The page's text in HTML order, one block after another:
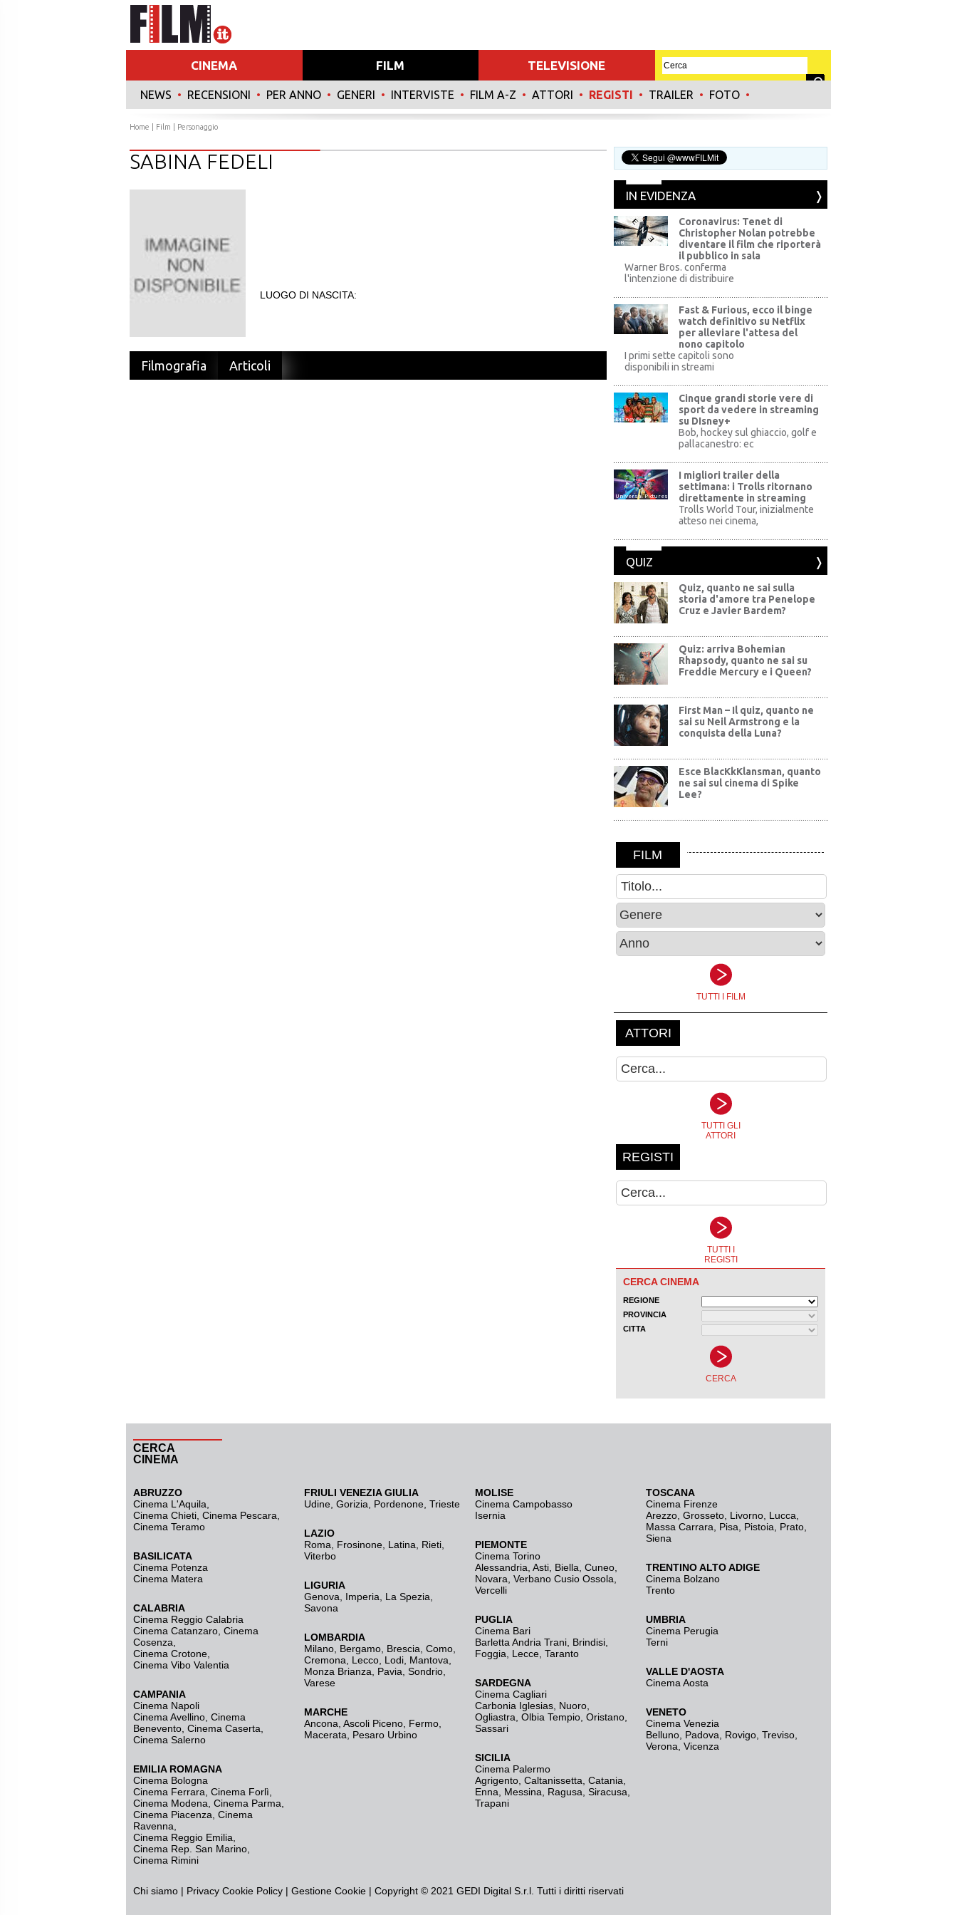
CINEMA FILM TELEVISIONE
NEWS • RECENSIONI • PER ANNO • GENERI • INTERVISTE • FILM A-Z • ATTORI • REGISTI • TRAILER • FOTO •
Home Film | Personaggio
SABINA FEDELI
LUOGO DI NASCITA:
Filmografia Articoli
IN EVIDENZA
WB
Coronavirus: Tenet di
Christopher Nolan potrebbe
diventare il film che riporterà
il pubblico in sala
Warner Bros. conferma
l'intenzione di distribuire
Fast & Furious, ecco il binge
watch definitivo su Netflix
per alleviare l'attesa del
nono capitolo
I primi sette capitoli sono
disponibili in streami
Disney+
Cinque grandi storie vere di
sport da vedere in streaming
su DIsney+
Bob, hockey sul ghiaccio, golf e
pallacanestro: ec
Universal Pictures
I migliori trailer della
settimana: i Trolls ritornano
direttamente in streaming
Trolls World Tour, inizialmente
atteso nei cinema,
QUIZ
Quiz, quanto ne sai sulla
storia d'amore tra Penelope
Cruz e Javier Bardem?
Quiz: arriva Bohemian
Rhapsody, quanto ne sai su
Freddie Mercury e i Queen?
First Man – Il quiz, quanto ne
sai su Neil Armstrong e la
conquista della Luna?
Esce BlacKkKlansman, quanto
ne sai sul cinema di Spike
Lee?
CERCA
CINEMA
ABRUZZO
Cinema L'Aquila
Cinema Chieti, Cinema Pescara,
Cinema Teramo
BASILICATA
Cinema Potenza
Cinema Matera
CALABRIA
Cinema Reggio Calabria
Cinema Catanzaro Cinema
Cosenza
Cinema Crotone
Cinema Vibo Valentia
CAMPANIA
Cinema Napoli
Cinema Avellino Cinema
Benevento Cinema Caserta
Cinema Salerno
EMILIA ROMAGNA
Cinema Bologna
Cinema Ferrara Cinema Forlì
Cinema Modena Cinema Parma
Cinema Piacenza Cinema
Ravenna
Cinema Reggio Emilia
Cinema Rep. San Marino
Cinema Rimini
FRIULI VENEZIA GIULIA
Udine Gorizia Pordenone Trieste
LAZIO
Roma
Frosinone Latina Rieti
Viterbo
LIGURIA
Genova
Imperia La Spezia
Savona
LOMBARDIA
Milano Bergamo Brescia, Como
Cremona
Lecco Lodi Mantova
Monza Brianza
Pavia Sondrio
Varese
MARCHE
Ancona Ascoli Piceno Fermo
Macerata
Pesaro Urbino
MOLISE
Cinema Campobasso
Isernia
PIEMONTE
Cinema Torino
Alessandria Asti Biella Cuneo
Novara Verbano Cusio Ossola
Vercelli
PUGLIA
Cinema Bari
Barletta Andria Trani Brindisi
Foggia
Lecce Taranto
SARDEGNA
Cinema Cagliari
Carbonia Iglesias Nuoro
Ogliastra Olbia Tempio Oristano
Sassari
SICILIA
Cinema Palermo
Agrigento Caltanissetta Catania
Enna
Messina Ragusa Siracusa
Trapani
TOSCANA
Cinema Firenze
Arezzo Grosseto Livorno Lucca
Massa Carrara
Pisa Pistoia Prato
Siena
TRENTINO ALTO ADIGE
Cinema Bolzano
Trento
UMBRIA
Cinema Perugia
Terni
VALLE D'AOSTA
Cinema Aosta
VENETO
Cinema Venezia
Belluno Padova Rovigo Treviso
Verona Vicenza
Chi siamo | Privacy Cookie Policy | Gestione Cookie | Copyright © 2021 GEDI Digital S.r.l. Tutti i diritti riservati